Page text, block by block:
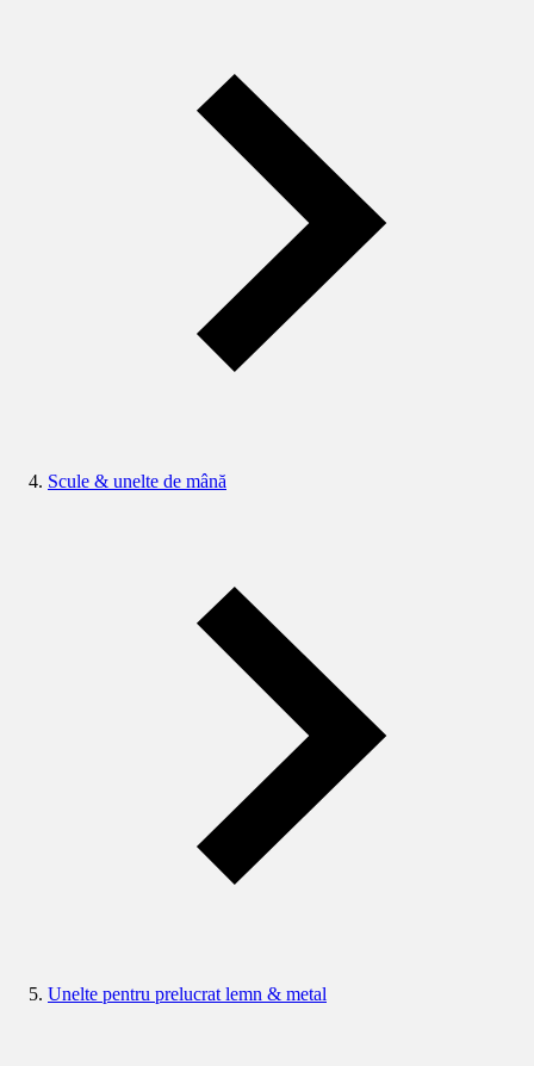
Scule & unelte de mână
Unelte pentru prelucrat lemn & metal